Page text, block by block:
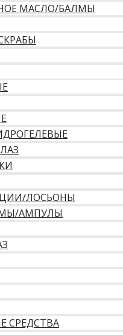
МАСЛО/БАЛМЫ
ЛОСЬОНЫ
АМПУЛЫ
СРЕДСТВА